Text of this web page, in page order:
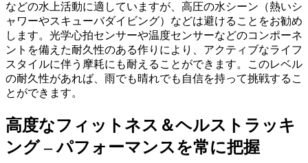
などの水上活動に適していますが、高圧の水シーン（熱いシ
ャワーやスキューバダイビング）などは避けることをお勧め
します。光学心拍センサーや温度センサーなどのコンポーネ
ントを備えた耐久性のある作りにより、アクティブなライフ
スタイルに伴う摩耗にも耐えることができます。このレベル
の耐久性があれば、雨でも晴れでも自信を持って挑戦するこ
とができます。
高度なフィットネス＆ヘルストラッキ
ング – パフォーマンスを常に把握